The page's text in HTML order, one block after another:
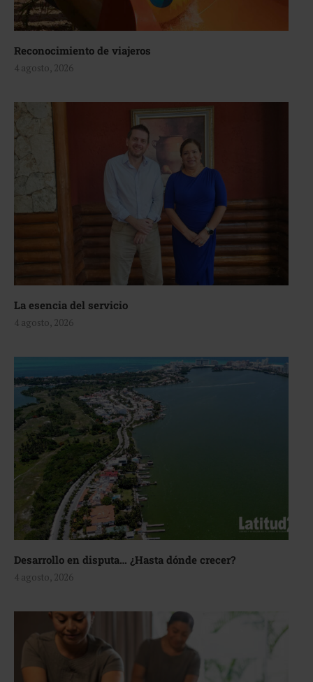
Reconocimiento de viajeros
4 agosto, 2026
La esencia del servicio
4 agosto, 2026
Desarrollo en disputa… ¿Hasta dónde crecer?
4 agosto, 2026